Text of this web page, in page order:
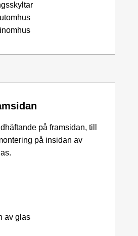
på framsidan, till
på insidan av
av glas